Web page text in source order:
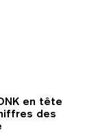
en tête
des